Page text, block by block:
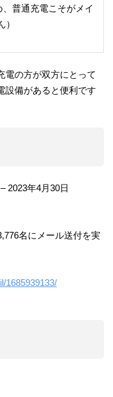
普通充電こそがメイ
電の方が双方にとって
設備があると便利です
2023年4月30日
名にメール送付を実
1685939133/